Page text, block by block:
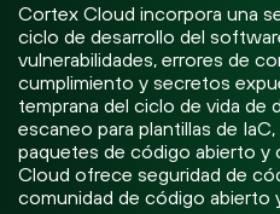
Cortex Cloud incorpora una
ciclo de desarrollo del
vulnerabilidades, errores de
cumplimiento y secretos
temprana del ciclo de vida de
escaneo para plantillas de
paquetes de código abierto y
Cloud ofrece seguridad de
comunidad de código abierto